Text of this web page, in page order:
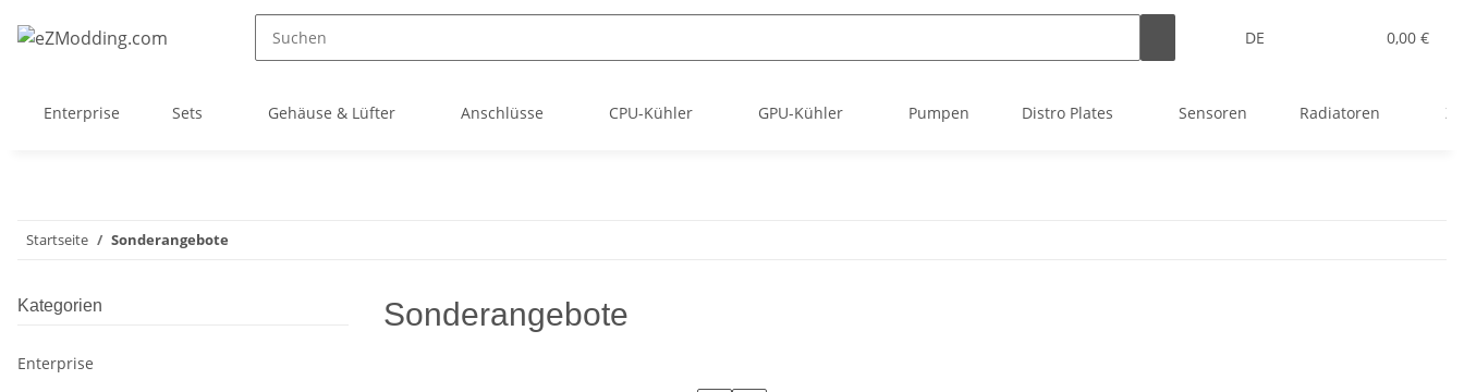
DE 0,00 €
Enterprise Sets Gehäuse & Lüfter Anschlüsse CPU-Kühler GPU-Kühler Pumpen Distro Plates Sensoren Radiatoren
Startseite Sonderangebote
Sonderangebote
Kategorien
Enterprise